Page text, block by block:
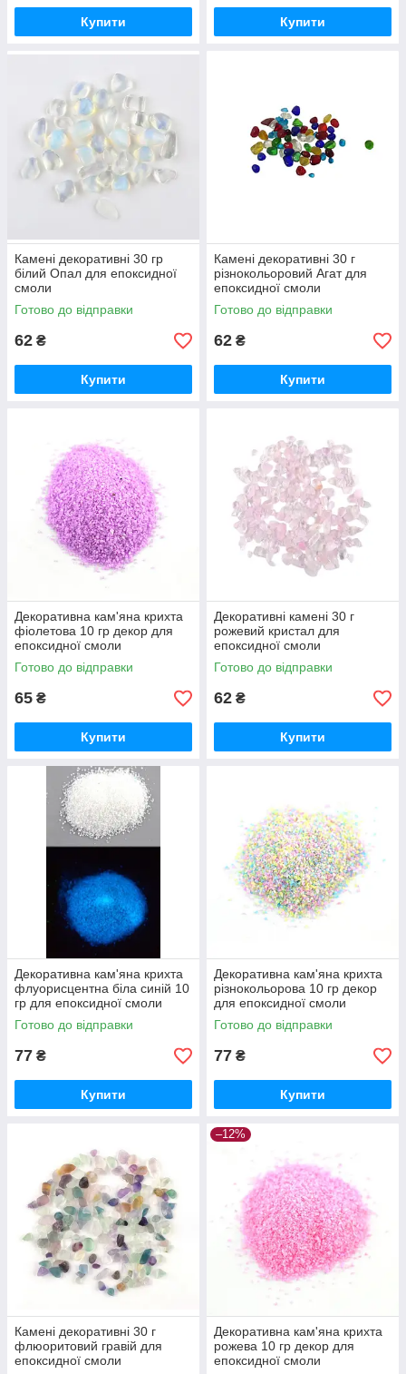
Купити Купити
Камені декоративні 30 гр
білий Опал для епоксидної
смоли
Готово до відправки
62 ₴
Купити
Камені декоративні 30 г
різнокольоровий Агат для
епоксидної смоли
Готово до відправки
62 ₴
Купити
Декоративна кам'яна крихта
фіолетова 10 гр декор для
епоксидної смоли
Готово до відправки
65 ₴
Купити
Декоративні камені 30 г
рожевий кристал для
епоксидної смоли
Готово до відправки
62 ₴
Купити
Декоративна кам'яна крихта
флуорисцентна біла синій 10
гр для епоксидної смоли
Готово до відправки
77 ₴
Купити
Декоративна кам'яна крихта
різнокольорова 10 гр декор
для епоксидної смоли
Готово до відправки
77 ₴
Купити
Камені декоративні 30 г
флюоритовий гравій для
епоксидної смоли
–12%
Декоративна кам'яна крихта
рожева 10 гр декор для
епоксидної смоли